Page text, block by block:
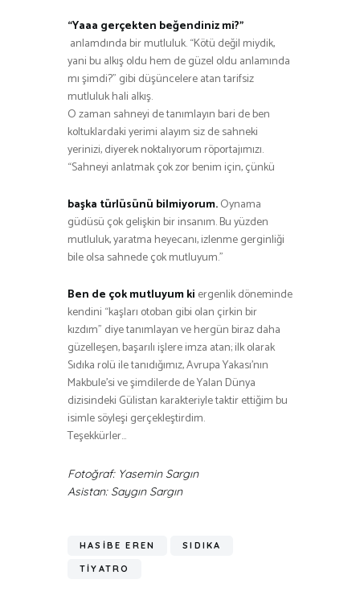
“Yaaa gerçekten beğendiniz mi?”
anlamdında bir mutluluk. “Kötü değil miydik,
yani bu alkış oldu hem de güzel oldu anlamında
mı şimdi?” gibi düşüncelere atan tarifsiz
mutluluk hali alkış.
O zaman sahneyi de tanımlayın bari de ben
koltuklardaki yerimi alayım siz de sahneki
yerinizi, diyerek noktalıyorum röportajımızı.
“Sahneyi anlatmak çok zor benim için, çünkü
başka türlüsünü bilmiyorum.Oynama
güdüsü çok gelişkin bir insanım. Bu yüzden
mutluluk, yaratma heyecanı, izlenme gerginliği
bile olsa sahnede çok mutluyum.”
Ben de çok mutluyum ki ergenlik döneminde
kendini “kaşları otoban gibi olan çirkin bir
kızdım” diye tanımlayan ve hergün biraz daha
güzelleşen, başarılı işlere imza atan; ilk olarak
Sıdıka rolü ile tanıdığımız, Avrupa Yakası’nın
Makbule’si ve şimdilerde de Yalan Dünya
dizisindeki Gülistan karakteriyle taktir ettiğim bu
isimle söyleşi gerçekleştirdim.
Teşekkürler…
Fotoğraf: Yasemin Sargın
Asistan: Saygın Sargın
HASIBE EREN SIDIKA
TIYATRO